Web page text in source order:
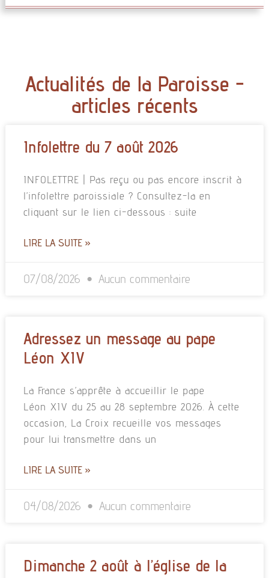
Actualités de la Paroisse -
articles récents
Infolettre du 7 août 2026
INFOLETTRE | Pas reçu ou pas encore inscrit à
l’infolettre paroissiale ? Consultez-la en
cliquant sur le lien ci-dessous : suite
LIRE LA SUITE »
07/08/2026 Aucun commentaire
Adressez un message au pape
Léon XIV
La France s’apprête à accueillir le pape
Léon XIV du 25 au 28 septembre 2026. À cette
occasion, La Croix recueille vos messages
pour lui transmettre dans un
LIRE LA SUITE »
04/08/2026 Aucun commentaire
Dimanche 2 août à l’église de la